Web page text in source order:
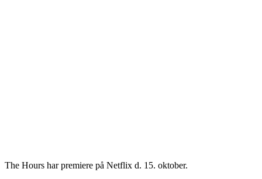
The Hours har premiere på Netflix d. 15. oktober.